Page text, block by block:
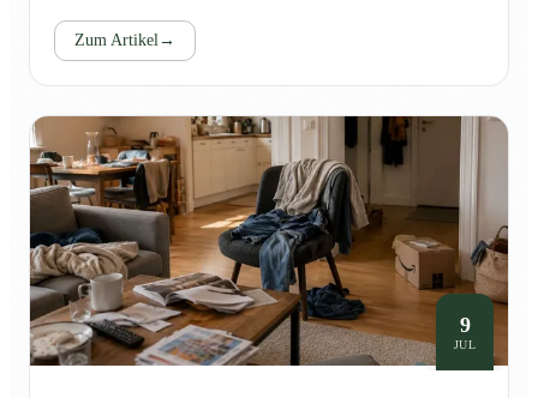
Zum Artikel→
9
JUL